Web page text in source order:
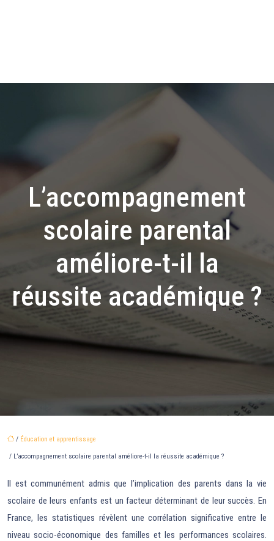
L’accompagnement
scolaire parental
améliore-t-il la
réussite académique ?
/ Éducation et apprentissage
/ L’accompagnement scolaire parental améliore-t-il la réussite académique ?
Il est communément admis que l’implication des parents dans la vie
scolaire de leurs enfants est un facteur déterminant de leur succès. En
France, les statistiques révèlent une corrélation significative entre le
niveau socio-économique des familles et les performances scolaires.